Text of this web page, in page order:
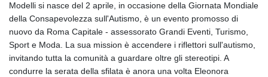
Modelli si nasce del 2 aprile, in occasione della Giornata Mondiale
della Consapevolezza sull'Autismo, è un evento promosso di
nuovo da Roma Capitale - assessorato Grandi Eventi, Turismo,
Sport e Moda. La sua mission è accendere i riflettori sull'autismo,
invitando tutta la comunità a guardare oltre gli stereotipi. A
condurre la serata della sfilata è anora una volta Eleonora